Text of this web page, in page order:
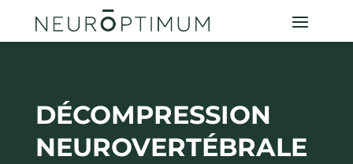
DÉCOMPRESSION
NEUROVERTÉBRALE